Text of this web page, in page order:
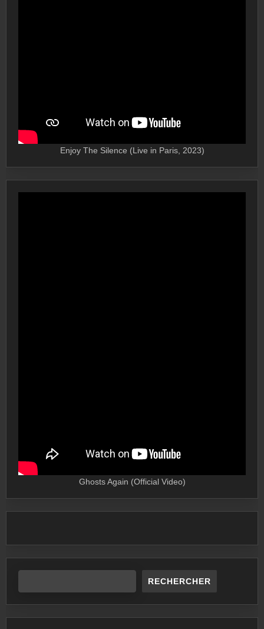
Enjoy The Silence (Live in Paris, 2023)
Ghosts Again (Official Video)
RECHERCHER